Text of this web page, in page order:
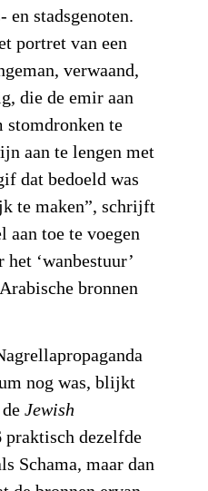
stadsgenoten.
portret van een
verwaand,
die de emir aan
stomdronken te
aan te lengen met
dat bedoeld was
te maken”, schrijft
aan toe te voegen
‘wanbestuur’
bronnen
nog was, blijkt
Jewish
praktisch dezelfde
Schama, maar dan